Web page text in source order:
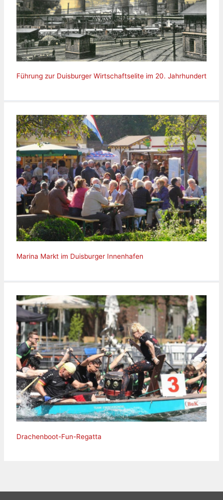
Führung zur Duisburger Wirtschaftselite im 20. Jahrhundert
Marina Markt im Duisburger Innenhafen
Drachenboot-Fun-Regatta